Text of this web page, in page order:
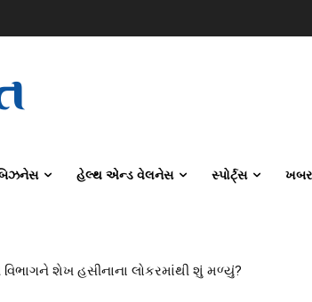
હેલ્થ એન્ડ વેલનેસ સ્પોર્ટ્સ
વિભાગને શેખ હસીનાના લોકરમાંથી શું મળ્યું?